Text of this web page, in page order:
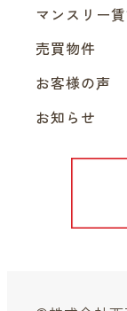
マンスリー
売買物件
お客様の声
お知らせ